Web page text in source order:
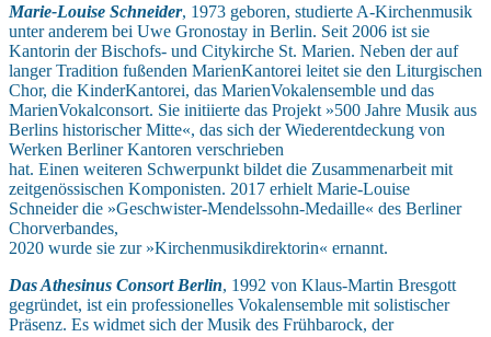
Marie-Louise Schneider, 1973 geboren, studierte A-Kirchenmusik
unter anderem bei Uwe Gronostay in Berlin. Seit 2006 ist sie
Kantorin der Bischofs- und Citykirche St. Marien. Neben der auf
langer Tradition fußenden MarienKantorei leitet sie den Liturgischen
Chor, die KinderKantorei, das MarienVokalensemble und das
MarienVokalconsort. Sie initiierte das Projekt »500 Jahre Musik aus
Berlins historischer Mitte«, das sich der Wiederentdeckung von
Werken Berliner Kantoren verschrieben
hat. Einen weiteren Schwerpunkt bildet die Zusammenarbeit mit
zeitgenössischen Komponisten. 2017 erhielt Marie-Louise
Schneider die »Geschwister-Mendelssohn-Medaille« des Berliner
Chorverbandes,
2020 wurde sie zur »Kirchenmusikdirektorin« ernannt.
Das Athesinus Consort Berlin, 1992 von Klaus-Martin Bresgott
gegründet, ist ein professionelles Vokalensemble mit solistischer
Präsenz. Es widmet sich der Musik des Frühbarock, der